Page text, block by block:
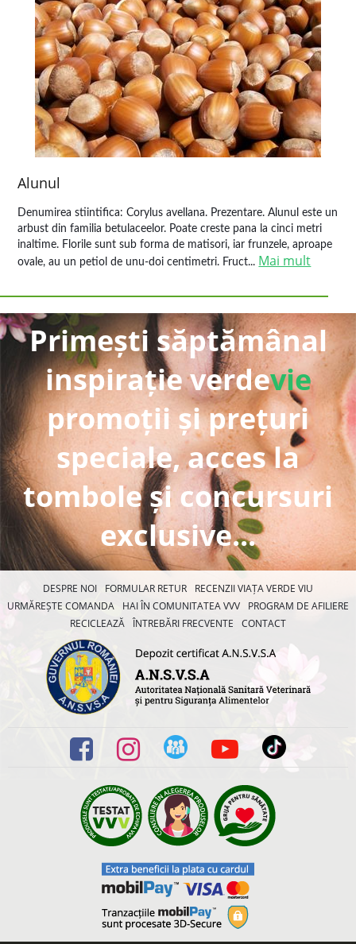
Alunul
Denumirea stiintifica: Corylus avellana. Prezentare. Alunul este un
arbust din familia betulaceelor. Poate creste pana la cinci metri
inaltime. Florile sunt sub forma de matisori, iar frunzele, aproape
ovale, au un petiol de unu-doi centimetri. Fruct... Mai mult
Primești săptămânal
inspirație verdevie
promoții și prețuri
speciale, acces la
tombole și concursuri
exclusive...
DESPRE NOI FORMULAR RETUR
RECENZII VIAȚA VERDE VIU
URMĂREȘTE COMANDA
HAI ÎN COMUNITATEA VVV
PROGRAM DE AFILIERE
RECICLEAZĂ ÎNTREBĂRI FRECVENTE CONTACT